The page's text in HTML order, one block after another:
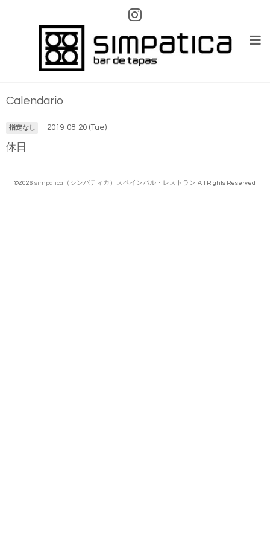
Calendario
指定なし 2019-08-20 (Tue)
休日
©2026 simpatica（シンパティカ）スペインバル・レストラン . All Rights Reserved.